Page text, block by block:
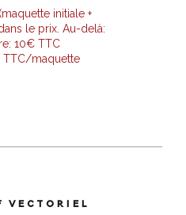
initiale +
le prix. Au-delà:
10€ TTC
TTC/maquette
VECTORIEL